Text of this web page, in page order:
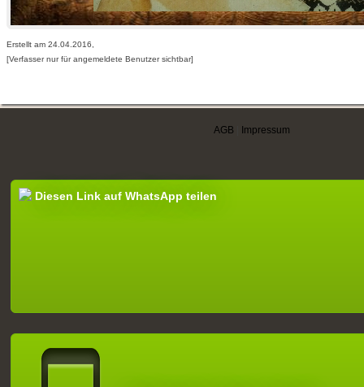
Erstellt am 24.04.2016,
[Verfasser nur für angemeldete Benutzer sichtbar]
AGB Impressum
Diesen Link auf WhatsApp teilen